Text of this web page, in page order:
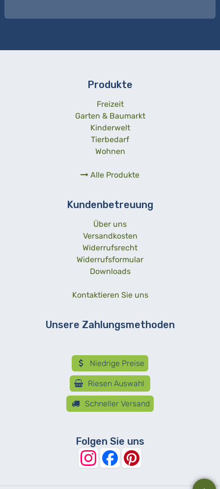
Produkte
Freizeit
Garten & Baumarkt
Kinderwelt
Tierbedarf
Wohnen
Alle Produkte
Kundenbetreuung
Über uns
Versandkosten
Widerrufsrecht
Widerrufsformular
Downloads
Kontaktieren Sie uns
Unsere Zahlungsmethoden
Niedrige Preise
Riesen Auswahl
Schneller Versand
Folgen Sie uns